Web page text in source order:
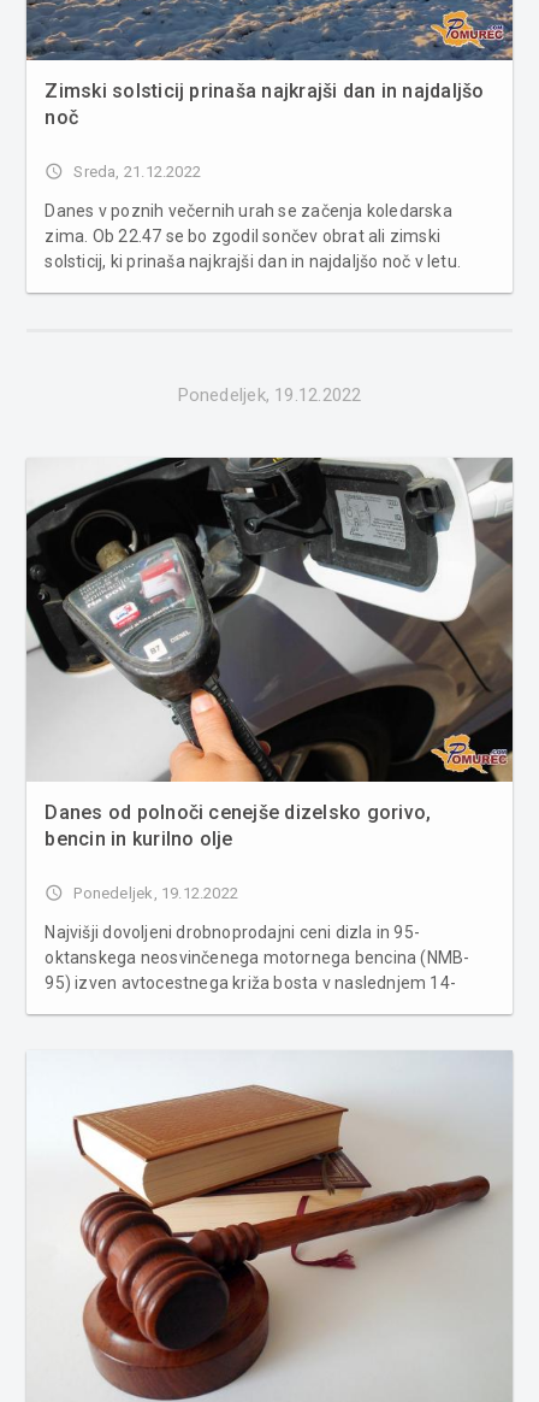
Zimski solsticij prinaša najkrajši dan in najdaljšo
noč
access_time Sreda, 21.12.2022
Danes v poznih večernih urah se začenja koledarska
zima. Ob 22.47 se bo zgodil sončev obrat ali zimski
solsticij, ki prinaša najkrajši dan in najdaljšo noč v letu.
Ponedeljek, 19.12.2022
Danes od polnoči cenejše dizelsko gorivo,
bencin in kurilno olje
access_time Ponedeljek, 19.12.2022
Najvišji dovoljeni drobnoprodajni ceni dizla in 95-
oktanskega neosvinčenega motornega bencina (NMB-
95) izven avtocestnega križa bosta v naslednjem 14-